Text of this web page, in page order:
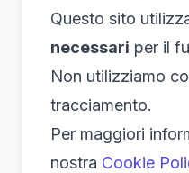
Questo sito
necessari per il
Non utilizziamo
tracciamento.
Per maggiori
nostra Cookie